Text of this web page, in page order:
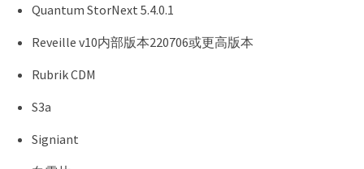
Quantum StorNext 5.4.0.1
Reveille v10内部版本220706或更高版本
Rubrik CDM
S3a
Signiant